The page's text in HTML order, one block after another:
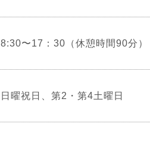
8:30〜17：30（休憩時間90分）
日曜祝日、第2・第4土曜日